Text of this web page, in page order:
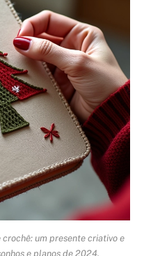
um presente criativo e
e planos de 2024.